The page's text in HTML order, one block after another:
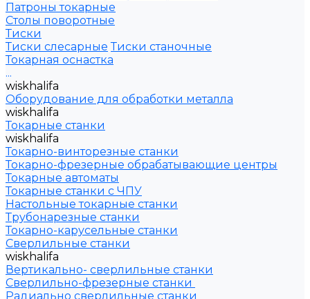
Патроны токарные
Столы поворотные
Тиски
Тиски слесарные Тиски станочные
Токарная оснастка
...
wiskhalifa
Оборудование для обработки металла
wiskhalifa
Токарные станки
wiskhalifa
Токарно-винторезные станки
Токарно-фрезерные обрабатывающие центры
Токарные автоматы
Токарные станки с ЧПУ
Настольные токарные станки
Трубонарезные станки
Токарно-карусельные станки
Сверлильные станки
wiskhalifa
Вертикально- сверлильные станки
Сверлильно-фрезерные станки
Радиально сверлильные станки